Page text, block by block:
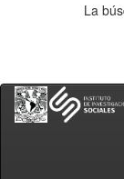
La